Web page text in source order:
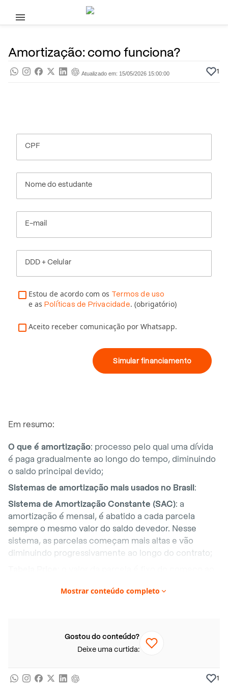
Pular para o conteúdo principal
Amortização: como funciona?
Atualizado em: 15/05/2026 15:00:00 1
CPF
Nome do estudante
E-mail
DDD + Celular
Estou de acordo com os Termos de uso
e as Políticas de Privacidade. (obrigatório)
Aceito receber comunicação por Whatsapp.
Simular financiamento
Em resumo:
O que é amortização: processo pelo qual uma dívida
é paga gradualmente ao longo do tempo, diminuindo
o saldo principal devido;
Sistemas de amortização mais usados no Brasil:
Sistema de Amortização Constante (SAC): a
amortização é mensal, é abatido a cada parcela
sempre o mesmo valor do saldo devedor. Nesse
sistema, as parcelas começam mais altas e vão
diminuindo progressivamente ao longo do contrato;
cada prestação: no início, a maior parte do valor da
Ao final desse artigo, você vai entender como
contrato – seja de imóvel, veículo ou estudantil, ponto
Mostrar conteúdo completo
Gostou do conteúdo?
Deixe uma curtida:
1